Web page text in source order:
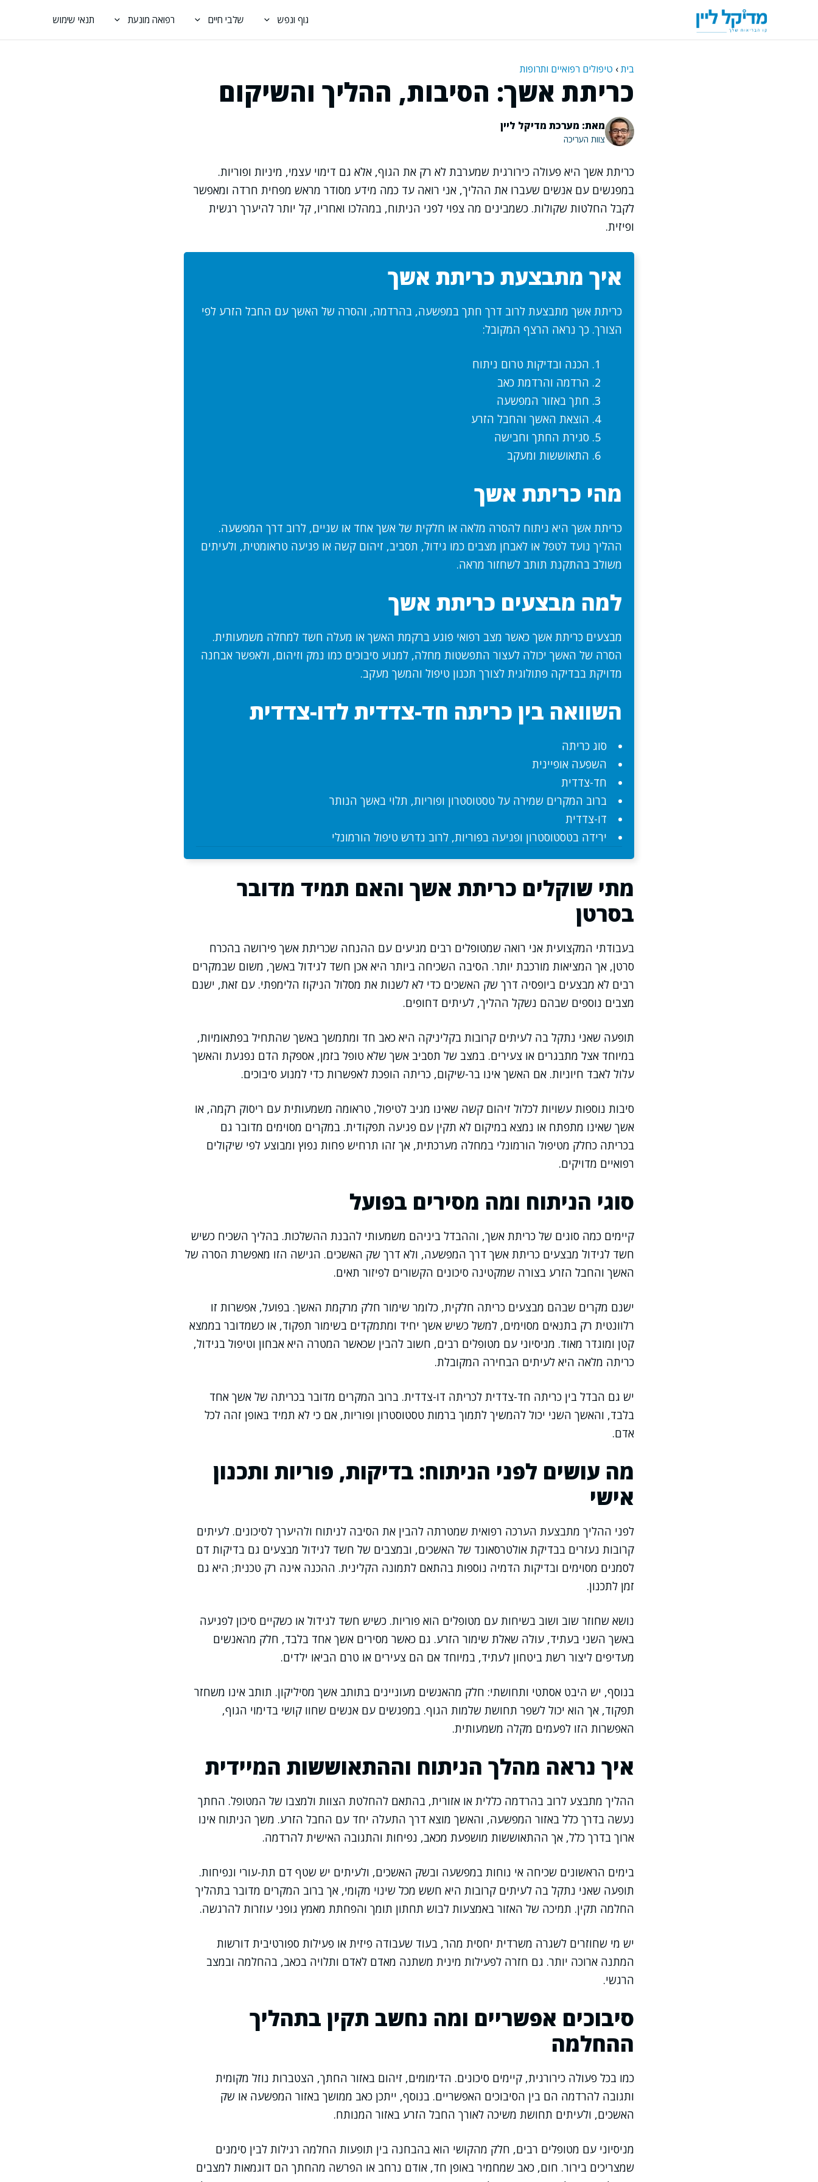
גוף ונפש שלבי חיים רפואה מונעת תנאי שימוש
בית› טיפולים רפואיים ותרופות
כריתת אשך: הסיבות, ההליך והשיקום
מאת: מערכת מדיקל ליין
צוות העריכה
כריתת אשך היא פעולה כירורגית שמערבת לא רק את הגוף, אלא גם דימוי עצמי, מיניות ופוריות.
במפגשים עם אנשים שעברו את ההליך, אני רואה עד כמה מידע מסודר מראש מפחית חרדה ומאפשר
לקבל החלטות שקולות. כשמבינים מה צפוי לפני הניתוח, במהלכו ואחריו, קל יותר להיערך רגשית
ופיזית.
איך מתבצעת כריתת אשך
כריתת אשך מתבצעת לרוב דרך חתך במפשעה, בהרדמה, והסרה של האשך עם החבל הזרע לפי
הצורך. כך נראה הרצף המקובל:
הכנה ובדיקות טרום ניתוח
הרדמה והרדמת כאב
חתך באזור המפשעה
הוצאת האשך והחבל הזרע
סגירת החתך וחבישה
התאוששות ומעקב
מהי כריתת אשך
כריתת אשך היא ניתוח להסרה מלאה או חלקית של אשך אחד או שניים, לרוב דרך המפשעה.
ההליך נועד לטפל או לאבחן מצבים כמו גידול, תסביב, זיהום קשה או פגיעה טראומטית, ולעיתים
משולב בהתקנת תותב לשחזור מראה.
למה מבצעים כריתת אשך
מבצעים כריתת אשך כאשר מצב רפואי פוגע ברקמת האשך או מעלה חשד למחלה משמעותית.
הסרה של האשך יכולה לעצור התפשטות מחלה, למנוע סיבוכים כמו נמק וזיהום, ולאפשר אבחנה
מדויקת בבדיקה פתולוגית לצורך תכנון טיפול והמשך מעקב.
השוואה בין כריתה חד-צדדית לדו-צדדית
סוג כריתה
השפעה אופיינית
חד-צדדית
ברוב המקרים שמירה על טסטוסטרון ופוריות, תלוי באשך הנותר
דו-צדדית
ירידה בטסטוסטרון ופגיעה בפוריות, לרוב נדרש טיפול הורמונלי
מתי שוקלים כריתת אשך והאם תמיד מדובר
בסרטן
בעבודתי המקצועית אני רואה שמטופלים רבים מגיעים עם ההנחה שכריתת אשך פירושה בהכרח
סרטן, אך המציאות מורכבת יותר. הסיבה השכיחה ביותר היא אכן חשד לגידול באשך, משום שבמקרים
רבים לא מבצעים ביופסיה דרך שק האשכים כדי לא לשנות את מסלול הניקוז הלימפתי. עם זאת, ישנם
מצבים נוספים שבהם נשקל ההליך, לעיתים דחופים.
תופעה שאני נתקל בה לעיתים קרובות בקליניקה היא כאב חד ומתמשך באשך שהתחיל בפתאומיות,
במיוחד אצל מתבגרים או צעירים. במצב של תסביב אשך שלא טופל בזמן, אספקת הדם נפגעת והאשך
עלול לאבד חיוניות. אם האשך אינו בר-שיקום, כריתה הופכת לאפשרות כדי למנוע סיבוכים.
סיבות נוספות עשויות לכלול זיהום קשה שאינו מגיב לטיפול, טראומה משמעותית עם ריסוק רקמה, או
אשך שאינו מתפתח או נמצא במיקום לא תקין עם פגיעה תפקודית. במקרים מסוימים מדובר גם
בכריתה כחלק מטיפול הורמונלי במחלה מערכתית, אך זהו תרחיש פחות נפוץ ומבוצע לפי שיקולים
רפואיים מדויקים.
סוגי הניתוח ומה מסירים בפועל
קיימים כמה סוגים של כריתת אשך, וההבדל ביניהם משמעותי להבנת ההשלכות. בהליך השכיח כשיש
חשד לגידול מבצעים כריתת אשך דרך המפשעה, ולא דרך שק האשכים. הגישה הזו מאפשרת הסרה של
האשך והחבל הזרע בצורה שמקטינה סיכונים הקשורים לפיזור תאים.
ישנם מקרים שבהם מבצעים כריתה חלקית, כלומר שימור חלק מרקמת האשך. בפועל, אפשרות זו
רלוונטית רק בתנאים מסוימים, למשל כשיש אשך יחיד ומתמקדים בשימור תפקוד, או כשמדובר בממצא
קטן ומוגדר מאוד. מניסיוני עם מטופלים רבים, חשוב להבין שכאשר המטרה היא אבחון וטיפול בגידול,
כריתה מלאה היא לעיתים הבחירה המקובלת.
יש גם הבדל בין כריתה חד-צדדית לכריתה דו-צדדית. ברוב המקרים מדובר בכריתה של אשך אחד
בלבד, והאשך השני יכול להמשיך לתמוך ברמות טסטוסטרון ופוריות, אם כי לא תמיד באופן זהה לכל
אדם.
מה עושים לפני הניתוח: בדיקות, פוריות ותכנון
אישי
לפני ההליך מתבצעת הערכה רפואית שמטרתה להבין את הסיבה לניתוח ולהיערך לסיכונים. לעיתים
קרובות נעזרים בבדיקת אולטרסאונד של האשכים, ובמצבים של חשד לגידול מבצעים גם בדיקות דם
לסמנים מסוימים ובדיקות הדמיה נוספות בהתאם לתמונה הקלינית. ההכנה אינה רק טכנית; היא גם
זמן לתכנון.
נושא שחוזר שוב ושוב בשיחות עם מטופלים הוא פוריות. כשיש חשד לגידול או כשקיים סיכון לפגיעה
באשך השני בעתיד, עולה שאלת שימור הזרע. גם כאשר מסירים אשך אחד בלבד, חלק מהאנשים
מעדיפים ליצור רשת ביטחון לעתיד, במיוחד אם הם צעירים או טרם הביאו ילדים.
בנוסף, יש היבט אסתטי ותחושתי: חלק מהאנשים מעוניינים בתותב אשך מסיליקון. תותב אינו משחזר
תפקוד, אך הוא יכול לשפר תחושת שלמות הגוף. במפגשים עם אנשים שחוו קושי בדימוי הגוף,
האפשרות הזו לפעמים מקלה משמעותית.
איך נראה מהלך הניתוח וההתאוששות המיידית
ההליך מתבצע לרוב בהרדמה כללית או אזורית, בהתאם להחלטת הצוות ולמצבו של המטופל. החתך
נעשה בדרך כלל באזור המפשעה, והאשך מוצא דרך התעלה יחד עם החבל הזרע. משך הניתוח אינו
ארוך בדרך כלל, אך ההתאוששות מושפעת מכאב, נפיחות והתגובה האישית להרדמה.
בימים הראשונים שכיחה אי נוחות במפשעה ובשק האשכים, ולעיתים יש שטף דם תת-עורי ונפיחות.
תופעה שאני נתקל בה לעיתים קרובות היא חשש מכל שינוי מקומי, אך ברוב המקרים מדובר בתהליך
החלמה תקין. תמיכה של האזור באמצעות לבוש תחתון תומך והפחתת מאמץ גופני עוזרות להרגשה.
יש מי שחוזרים לשגרה משרדית יחסית מהר, בעוד שעבודה פיזית או פעילות ספורטיבית דורשות
המתנה ארוכה יותר. גם חזרה לפעילות מינית משתנה מאדם לאדם ותלויה בכאב, בהחלמה ובמצב
הרגשי.
סיבוכים אפשריים ומה נחשב תקין בתהליך
ההחלמה
כמו בכל פעולה כירורגית, קיימים סיכונים. הדימומים, זיהום באזור החתך, הצטברות נוזל מקומית
ותגובה להרדמה הם בין הסיבוכים האפשריים. בנוסף, ייתכן כאב ממושך באזור המפשעה או שק
האשכים, ולעיתים תחושת משיכה לאורך החבל הזרע באזור המנותח.
מניסיוני עם מטופלים רבים, חלק מהקושי הוא בהבחנה בין תופעות החלמה רגילות לבין סימנים
שמצריכים בירור. חום, כאב שמחמיר באופן חד, אודם נרחב או הפרשה מהחתך הם דוגמאות למצבים